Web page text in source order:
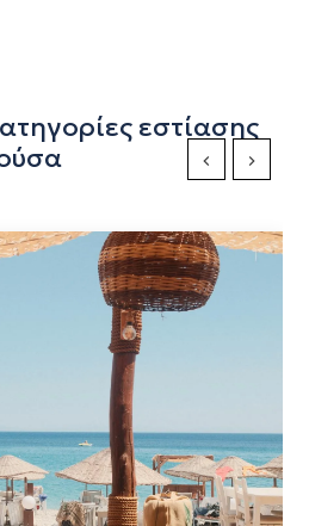
εστίασης
Previous Slide
Next